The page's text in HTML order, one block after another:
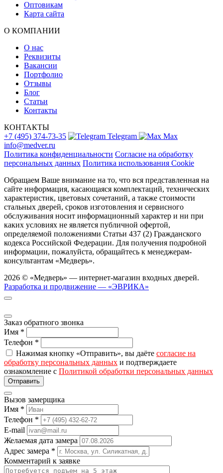
Оптовикам
Карта сайта
О КОМПАНИИ
О нас
Реквизиты
Вакансии
Портфолио
Отзывы
Блог
Статьи
Контакты
КОНТАКТЫ
+7 (495) 374-73-35
Telegram
Max
info@medver.ru
Политика конфиденциальности Согласие на обработку
персональных данных Политика использования Cookie
Обращаем Ваше внимание на то, что вся представленная на
сайте информация, касающаяся комплектаций, технических
характеристик, цветовых сочетаний, а также стоимости
стальных дверей, сроков изготовления и сервисного
обслуживания носит информационный характер и ни при
каких условиях не является публичной офертой,
определяемой положениями Статьи 437 (2) Гражданского
кодекса Российской Федерации. Для получения подробной
информации, пожалуйста, обращайтесь к менеджерам-
консультантам «Медверь».
2026 © «Медверь» — интернет-магазин входных дверей.
Разработка и продвижение — «ЭВРИКА»
Заказ обратного звонка
Имя *
Телефон *
Нажимая кнопку «Отправить», вы даёте согласие на
обработку персональных данных и подтверждаете
ознакомление с Политикой обработки персональных данных
Вызов замерщика
Имя *
Телефон *
E-mail
Желаемая дата замера
Адрес замера *
Комментарий к заявке